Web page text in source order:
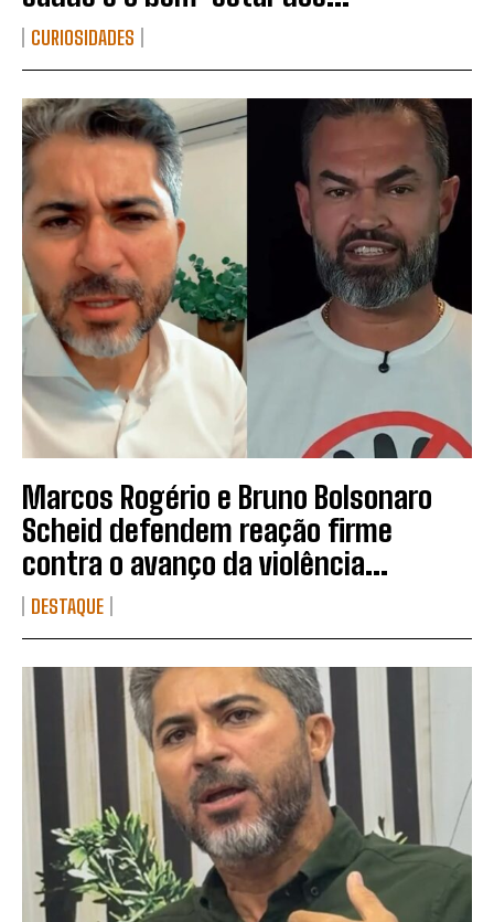
CURIOSIDADES
Marcos Rogério e Bruno Bolsonaro
Scheid defendem reação firme
contra o avanço da violência...
DESTAQUE